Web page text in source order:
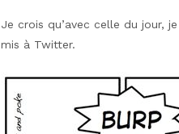
Je crois qu’avec celle du jour,
mis à Twitter.